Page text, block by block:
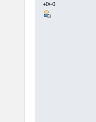
+0/-0